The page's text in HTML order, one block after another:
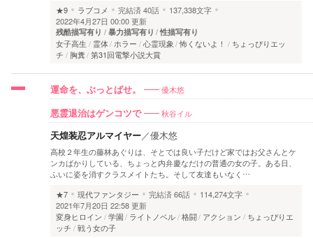
★9
ラブコメ 完結済40話
137,338文字
2022年4月27日 00:00 更新
残酷描写有り 暴力描写有り 性描写有り
女子高生 霊体 ホラー 心霊現象 怖くないよ！
ちょっぴりエッ
チ
胸糞 第31回電撃小説大賞
運命を、ぶっとばせ。 優木悠
悪霊退治はゲンコツで 秋谷イル
天煌装忍アルマイヤー／優木悠
高校２年生の藤林あぐりは、そとでは良い子だけど家ではお父さんとケ
ンカばかりしている、ちょっと内弁慶なだけの普通の女の子。ある日、
ふいに姿を消すクラスメイトたち。そして友達もいなく…
★7
現代ファンタジー 完結済66話
114,274文字
2021年7月20日 22:58 更新
変身ヒロイン
学園 ライトノベル 格闘 アクション
ちょっぴりエ
ッチ
戦う女の子